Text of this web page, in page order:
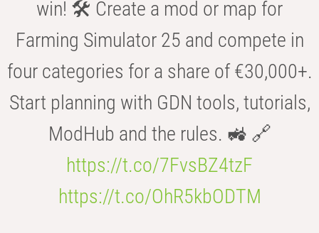
win! 🛠️ Create a mod or map for
Farming Simulator 25 and compete in
four categories for a share of €30,000+.
Start planning with GDN tools, tutorials,
ModHub and the rules. 🚜 🔗
https://t.co/7FvsBZ4tzF
https://t.co/OhR5kbODTM